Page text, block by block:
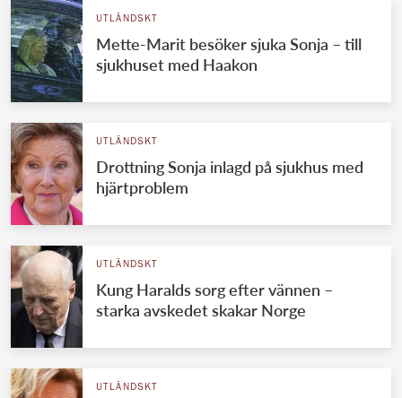
UTLÄNDSKT
Mette-Marit besöker sjuka Sonja – till
sjukhuset med Haakon
UTLÄNDSKT
Drottning Sonja inlagd på sjukhus med
hjärtproblem
UTLÄNDSKT
Kung Haralds sorg efter vännen –
starka avskedet skakar Norge
UTLÄNDSKT